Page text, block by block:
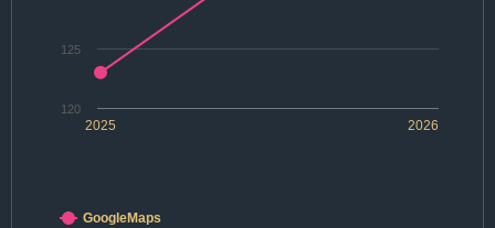
2025 2026
120
125
GoogleMaps